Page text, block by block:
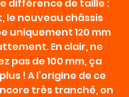
différence de taille :
le nouveau châssis
uniquement 120 mm
En clair, ne
pas de 100 mm, ça
! A l’origine de ce
très tranché, on